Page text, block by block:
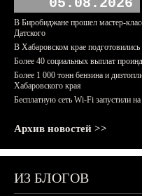
В Биробиджане прошел мастер-
Датского
В Хабаровском крае
Более 40 социальных выплат
Более 1 000 тонн бензина и
Хабаровского края
Бесплатную сеть Wi-Fi запустили
Архив новостей >>
ИЗ БЛОГОВ